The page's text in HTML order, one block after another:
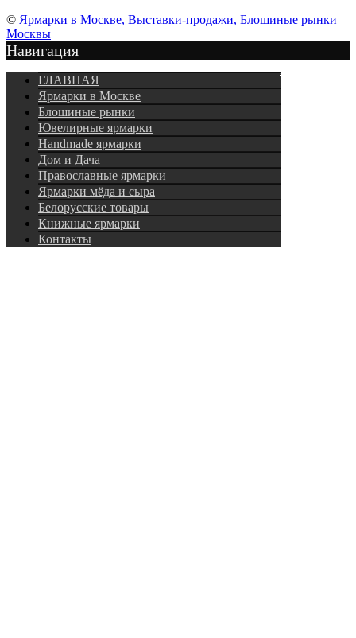
© Ярмарки в Москве, Выставки-продажи, Блошиные рынки
Москвы
Навигация
Подписка
ГЛАВНАЯ
Ярмарки в Москве
Блошиные рынки
Ювелирные ярмарки
Нandmade ярмарки
Дом и Дача
Православные ярмарки
Ярмарки мёда и сыра
Белорусские товары
Книжные ярмарки
Контакты